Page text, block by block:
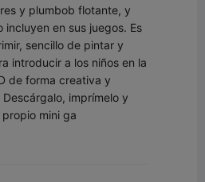
y plumbob flotante, y
incluyen en sus juegos. Es
sencillo de pintar y
introducir a los niños en la
de forma creativa y
imprímelo y
mini ga